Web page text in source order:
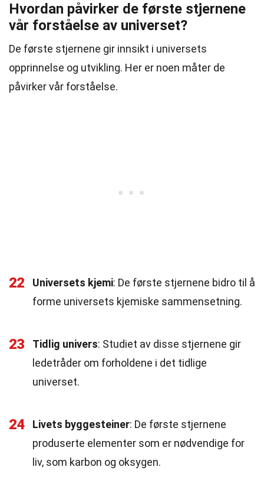
Hvordan påvirker de første stjernene
vår forståelse av universet?
De første stjernene gir innsikt i universets
opprinnelse og utvikling. Her er noen måter de
påvirker vår forståelse.
22 Universets kjemi: De første stjernene bidro til å
forme universets kjemiske sammensetning.
23 Tidlig univers: Studiet av disse stjernene gir
ledetråder om forholdene i det tidlige
universet.
24 Livets byggesteiner: De første stjernene
produserte elementer som er nødvendige for
liv, som karbon og oksygen.